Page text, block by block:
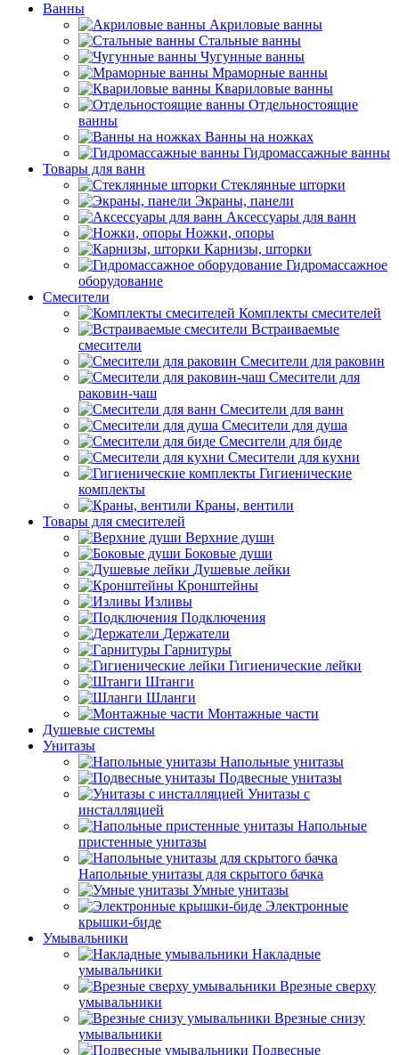
Ванны
Акриловые ванны
Стальные ванны
Чугунные ванны
Мраморные ванны
Квариловые ванны
Отдельностоящие
ванны
Ванны на ножках
Гидромассажные ванны
Товары для ванн
Стеклянные шторки
Экраны, панели
Аксессуары для ванн
Ножки, опоры
Карнизы, шторки
Гидромассажное
оборудование
Смесители
Комплекты смесителей
Встраиваемые
смесители
Смесители для раковин
Смесители для
раковин-чаш
Смесители для ванн
Смесители для душа
Смесители для биде
Смесители для кухни
Гигиенические
комплекты
Краны, вентили
Товары для смесителей
Верхние души
Боковые души
Душевые лейки
Кронштейны
Изливы
Подключения
Держатели
Гарнитуры
Гигиенические лейки
Штанги
Шланги
Монтажные части
Душевые системы
Унитазы
Напольные унитазы
Подвесные унитазы
Унитазы с
инсталляцией
Напольные
пристенные унитазы
Напольные унитазы для скрытого бачка
Умные унитазы
Электронные
крышки-биде
Умывальники
Накладные
умывальники
Врезные сверху
умывальники
Врезные снизу
умывальники
Подвесные